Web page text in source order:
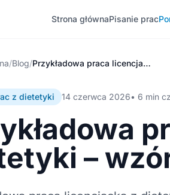
Strona głównaPisanie prac
/Blog/ Przykładowa praca licencjacka z dietetyki – wzór z omówieniem
z dietetyki 14 czerwca 2026• 6 min
–